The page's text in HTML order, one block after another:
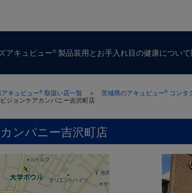
アキュビュー® 製品装用とお手入れ目の​健康に​ついて
キュビュー® 取扱い店一覧 ＞ 茨城県のアキュビュー® コンタ
ジョンケアカンパニー吉沢町店
ンパニー吉沢町店